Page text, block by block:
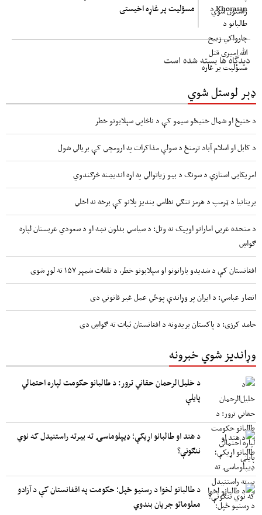
مسؤلیت پر غاړه اخیستی
دیدگاه ها بسته شده است
ډېر لوستل شوي
د ختیځ او شمال ختیځو سیمو کې د ناڅاپي سېلابونو خطر
د کابل او اسلام آباد ترمنځ د سولې مذاکرات په ارومچي کې بريالي شول
امریکايي استازې د سونګ د بیو زیاتوالي په اړه اندیښنه څرګندوي
بریتانیا د ټرمپ د هرمز تنګي نظامي بندیز پلانو کې برخه نه اخلي
د متحده عربي اماراتو اوپیک نه وتل: د سیاسي بدلون نښه او د سعودي عربستان لپاره
ګواښ
افغانستان کې د شدیدو بارانونو او سېلابونو خطر، د تلفات شمېر ۱۵۷ ته لوړ شوی
انصار عباسي: د ایران پر وړاندې پوځي عمل غیر قانوني دی
حامد کرزی: د پاکستان بریدونه د افغانستان ثبات ته ګواښ دی
وړاندیز شوي خبرونه
د خلیل‌الرحمان حقاني ترور: د طالبانو حکومت لپاره احتمالي
پایلې
د هند او طالبانو اړیکې؛ ډیپلوماسۍ ته بیرته راستنیدل که نوي
ننګونې؟
د طالبانو لخوا د رسنیو ځپل؛ حکومت په افغانستان کې د آزادو
معلوماتو جریان بندوي